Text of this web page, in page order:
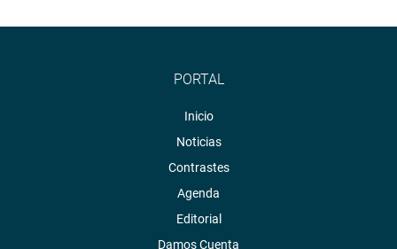
PORTAL
Inicio
Noticias
Contrastes
Agenda
Editorial
Damos Cuenta